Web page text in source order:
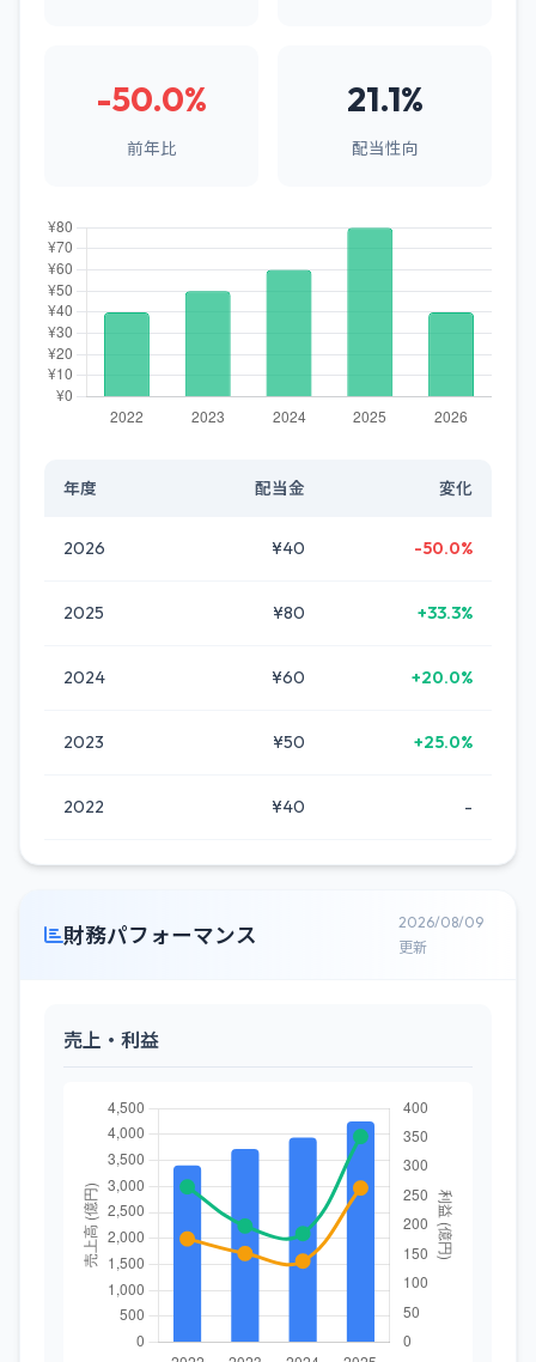
-50.0%
前年比
21.1%
配当性向
年度 配当金 変化
2026 ¥40 -50.0%
2025 ¥80 +33.3%
2024 ¥60 +20.0%
2023 ¥50 +25.0%
2022 ¥40 -
財務パフォーマンス
2026/08/09
更新
売上・利益